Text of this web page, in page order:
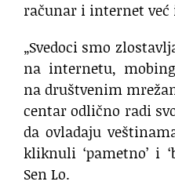
računar i internet već
„Svedoci smo
na internetu,
na društvenim
centar odlično radi
da ovladaju
kliknuli ‘pametno’ i
Sen Lo.